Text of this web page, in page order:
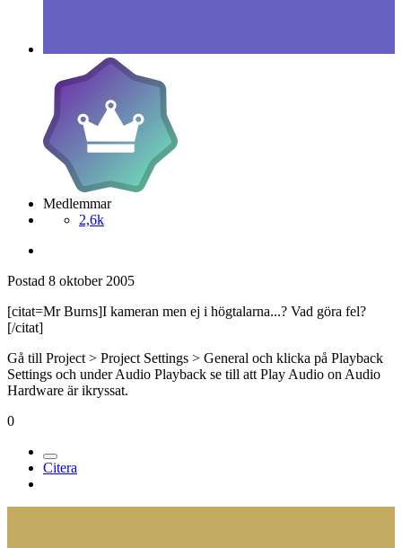
Medlemmar
2,6k
Postad 8 oktober 2005
[citat=Mr Burns]I kameran men ej i högtalarna...? Vad göra fel?
[/citat]
Gå till Project > Project Settings > General och klicka på Playback
Settings och under Audio Playback se till att Play Audio on Audio
Hardware är ikryssat.
0
Citera